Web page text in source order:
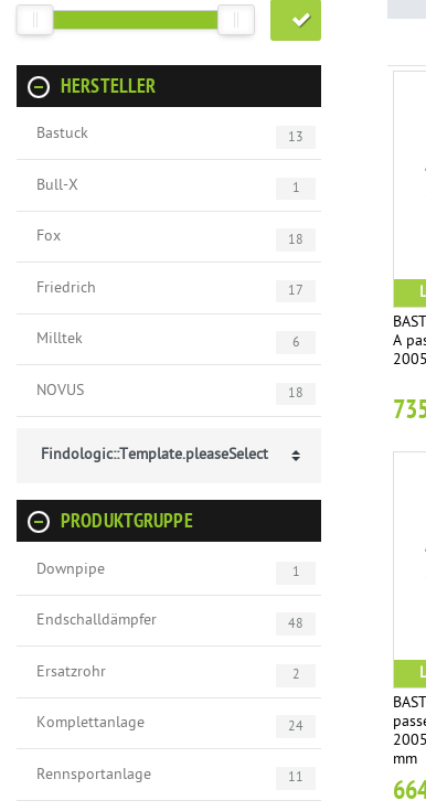
HERSTELLER
Bastuck 13
Bull-X 1
Fox 18
Friedrich 17
Milltek 6
NOVUS 18
Findologic::Template.pleaseSelect
PRODUKTGRUPPE
Downpipe 1
Endschalldämpfer 48
Ersatzrohr 2
Komplettanlage 24
Rennsportanlage 11
A
mm